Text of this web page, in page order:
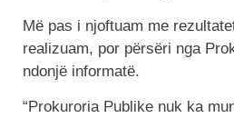
Më pas i njoftuam me
realizuam, por përsëri nga
ndonjë informatë.
“Prokuroria Publike nuk ka